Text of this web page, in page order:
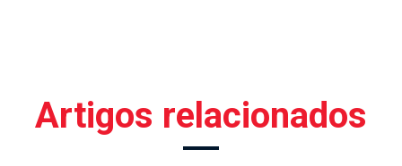
Artigos relacionados